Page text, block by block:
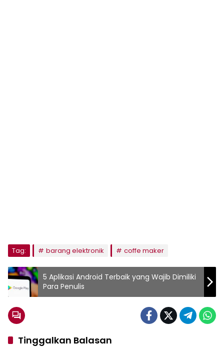
Tag: barang elektronik coffe maker
5 Aplikasi Android Terbaik yang Wajib Dimiliki
Para Penulis
Tinggalkan Balasan